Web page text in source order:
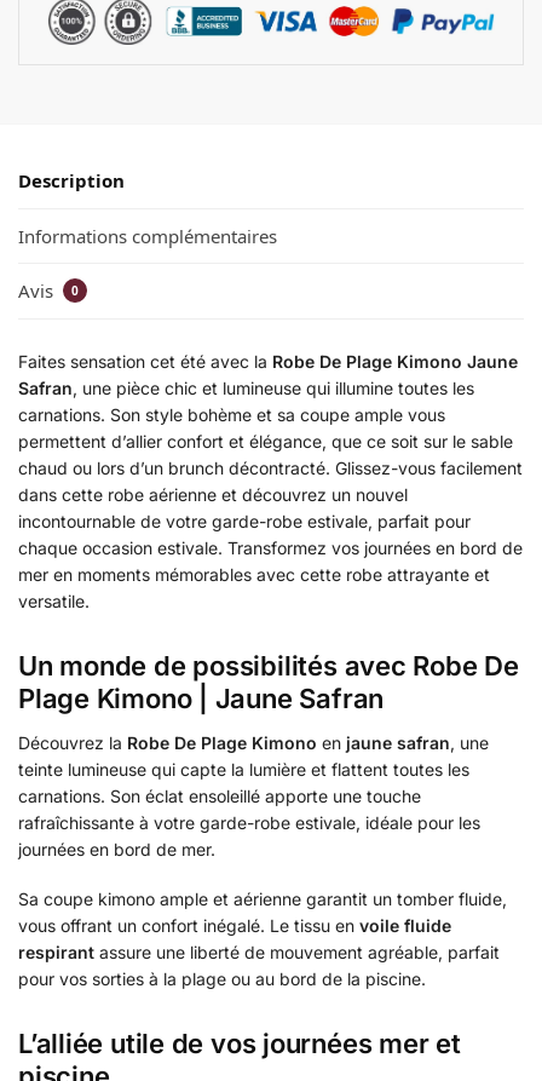
Description
Informations complémentaires
Avis 0
Faites sensation cet été avec la Robe De Plage Kimono Jaune
Safran, une pièce chic et lumineuse qui illumine toutes les
carnations. Son style bohème et sa coupe ample vous
permettent d’allier confort et élégance, que ce soit sur le sable
chaud ou lors d’un brunch décontracté. Glissez-vous facilement
dans cette robe aérienne et découvrez un nouvel
incontournable de votre garde-robe estivale, parfait pour
chaque occasion estivale. Transformez vos journées en bord de
mer en moments mémorables avec cette robe attrayante et
versatile.
Un monde de possibilités avec Robe De
Plage Kimono | Jaune Safran
Découvrez la Robe De Plage Kimono en jaune safran, une
teinte lumineuse qui capte la lumière et flattent toutes les
carnations. Son éclat ensoleillé apporte une touche
rafraîchissante à votre garde-robe estivale, idéale pour les
journées en bord de mer.
Sa coupe kimono ample et aérienne garantit un tomber fluide,
vous offrant un confort inégalé. Le tissu en voile fluide
respirant assure une liberté de mouvement agréable, parfait
pour vos sorties à la plage ou au bord de la piscine.
L’alliée utile de vos journées mer et